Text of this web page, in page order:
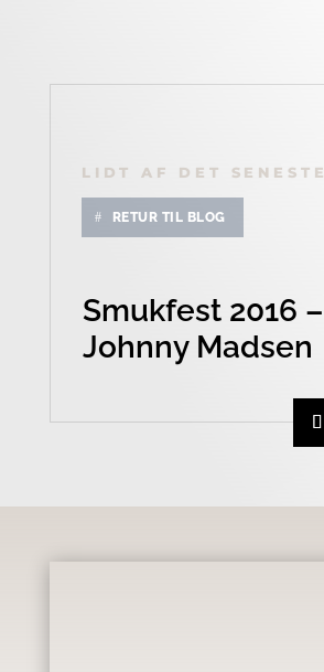
LIDT AF DET SENESTE
RETUR TIL BLOG
Smukfest 2016 –
Johnny Madsen